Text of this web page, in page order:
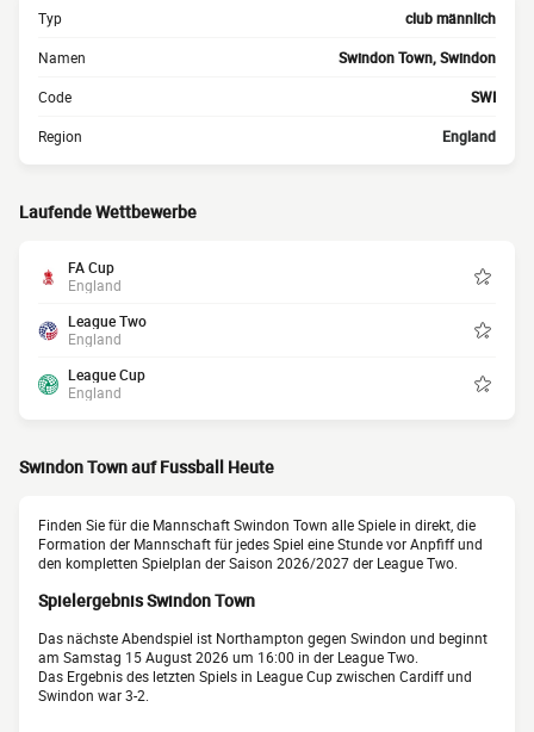
Typ club männlich
Namen Swindon Town, Swindon
Code SWI
Region England
Laufende Wettbewerbe
FA Cup
England
League Two
England
League Cup
England
Swindon Town auf Fussball Heute
Finden Sie für die Mannschaft Swindon Town alle Spiele in direkt, die
Formation der Mannschaft für jedes Spiel eine Stunde vor Anpfiff und
den kompletten Spielplan der Saison 2026/2027 der League Two.
Spielergebnis Swindon Town
Das nächste Abendspiel ist Northampton gegen Swindon und beginnt
am Samstag 15 August 2026 um 16:00 in der League Two.
Das Ergebnis des letzten Spiels in League Cup zwischen Cardiff und
Swindon war 3-2.